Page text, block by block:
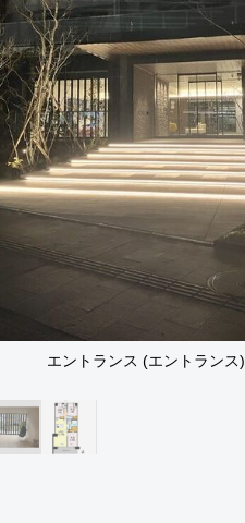
エントランス (エントランス)